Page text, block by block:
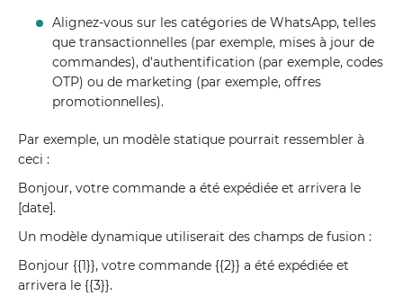
Alignez-vous sur les catégories de WhatsApp, telles
que transactionnelles (par exemple, mises à jour de
commandes), d'authentification (par exemple, codes
OTP) ou de marketing (par exemple, offres
promotionnelles).
Par exemple, un modèle statique pourrait ressembler à
ceci :
Bonjour, votre commande a été expédiée et arrivera le
[date].
Un modèle dynamique utiliserait des champs de fusion :
Bonjour {{1}}, votre commande {{2}} a été expédiée et
arrivera le {{3}}.